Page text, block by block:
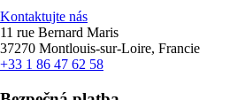
Kontaktujte nás
11 rue Bernard Maris
37270 Montlouis-sur-Loire, Francie
+33 1 86 47 62 58